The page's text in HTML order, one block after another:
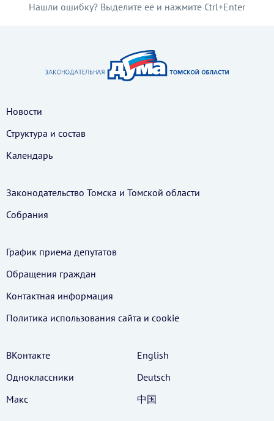
Нашли ошибку? Выделите её и нажмите Ctrl+Enter
Новости
Структура и состав
Календарь
Законодательство Томска и Томской области
Собрания
График приема депутатов
Обращения граждан
Контактная информация
Политика использования cайта и cookie
ВКонтакте
Одноклассники
Макс
English
Deutsch
中国